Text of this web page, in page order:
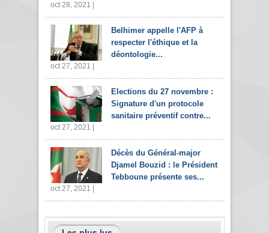
oct 28, 2021 |
Belhimer appelle l'AFP à
respecter l'éthique et la
déontologie...
oct 27, 2021 |
Elections du 27 novembre :
Signature d'un protocole
sanitaire préventif contre...
oct 27, 2021 |
Décès du Général-major
Djamel Bouzid : le Président
Tebboune présente ses...
oct 27, 2021 |